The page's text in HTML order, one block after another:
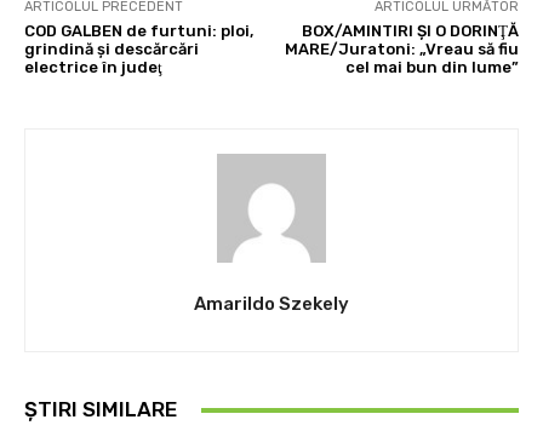
ARTICOLUL PRECEDENT
COD GALBEN de furtuni: ploi,
grindină şi descărcări
electrice în judeţ
ARTICOLUL URMĂTOR
BOX/AMINTIRI ŞI O DORINŢĂ
MARE/Juratoni: „Vreau să fiu
cel mai bun din lume”
Amarildo Szekely
ȘTIRI SIMILARE